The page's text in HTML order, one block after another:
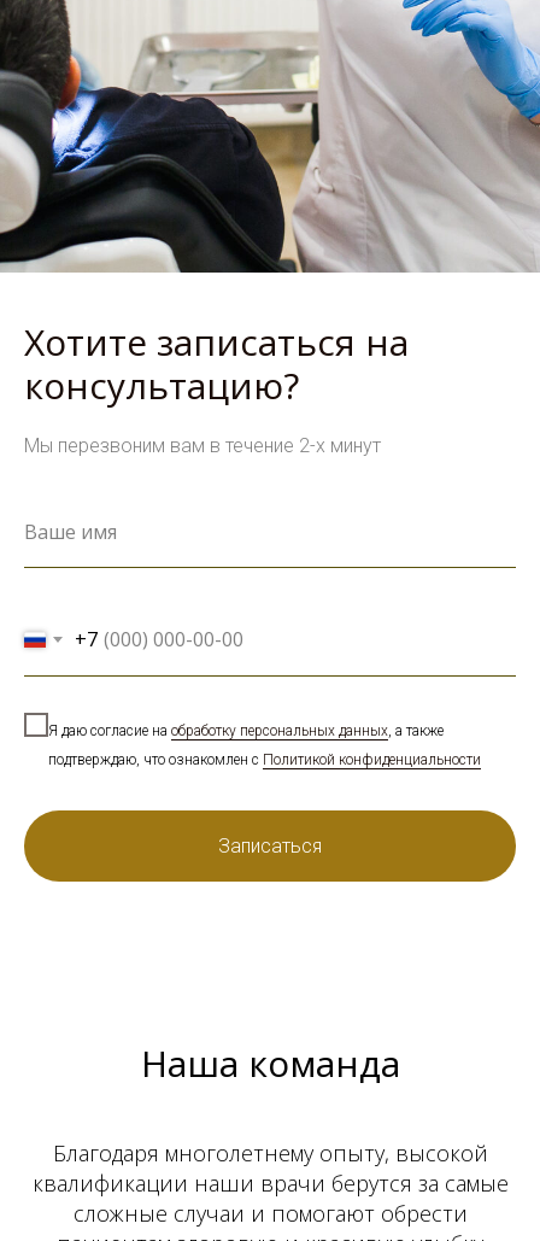
Хотите записаться на
консультацию?
Мы перезвоним вам в течение 2-х минут
+7
Я даю согласие на обработку персональных данных , а также
подтверждаю, что ознакомлен с Политикой конфиденциальности
Записаться
Наша команда
Благодаря многолетнему опыту, высокой
квалификации наши врачи берутся за самые
сложные случаи и помогают обрести